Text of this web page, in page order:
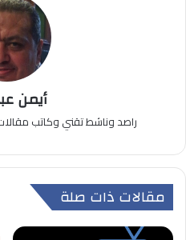
أيمن
راصد وناشط تقني وكاتب
مقالات ذات صلة